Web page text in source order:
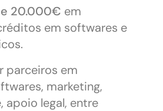
20.000€ em
em softwares e
parceiros em
marketing,
apoio legal, entre